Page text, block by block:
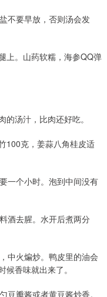
不要早放，否则汤会发
上。山药软糯，海参QQ弹
汤汁，比肉还好吃。
100克，姜蒜八角桂皮适
一个小时。泡到中间没有
酒去腥。水开后煮两分
中火煸炒。鸭皮里的油会
香味就出来了。
瓣酱或者黄豆酱炒香。